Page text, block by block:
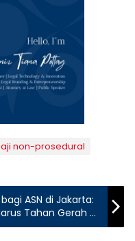
non-prosedural
ASN di Jakarta:
Tahan Gerah di